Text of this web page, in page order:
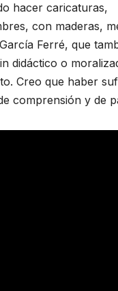
hacer caricaturas,
con maderas,
Ferré, que
didáctico o
Creo que haber
comprensión y de